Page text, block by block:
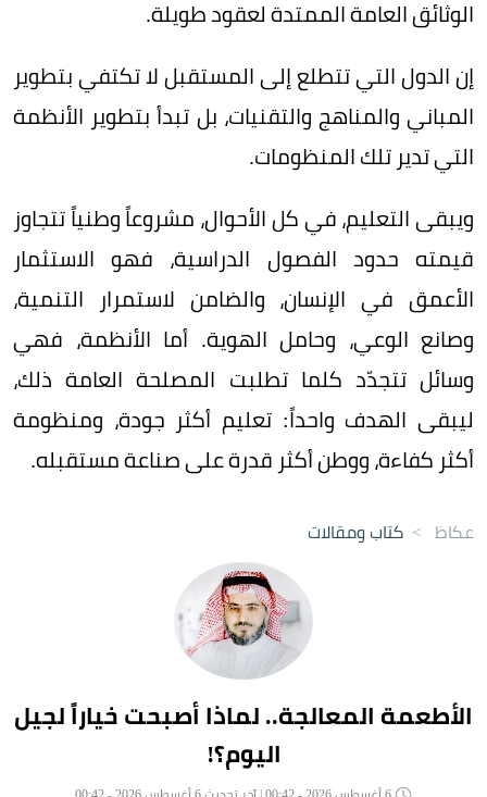
الوثائق العامة الممتدة لعقود طويلة.
إن الدول التي تتطلع إلى المستقبل لا تكتفي بتطوير
المباني والمناهج والتقنيات، بل تبدأ بتطوير الأنظمة
التي تدير تلك المنظومات.
ويبقى التعليم، في كل الأحوال، مشروعاً وطنياً تتجاوز
قيمته حدود الفصول الدراسية، فهو الاستثمار
الأعمق في الإنسان، والضامن لاستمرار التنمية،
وصانع الوعي، وحامل الهوية. أما الأنظمة، فهي
وسائل تتجدّد كلما تطلبت المصلحة العامة ذلك،
ليبقى الهدف واحداً: تعليم أكثر جودة، ومنظومة
أكثر كفاءة، ووطن أكثر قدرة على صناعة مستقبله.
عكاظ > كتاب ومقالات
الأطعمة المعالجة.. لماذا أصبحت خياراً لجيل
اليوم؟!